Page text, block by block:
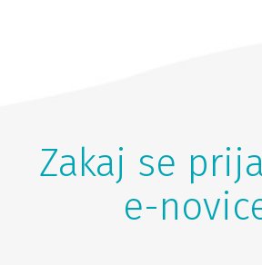
Zakaj se
e-